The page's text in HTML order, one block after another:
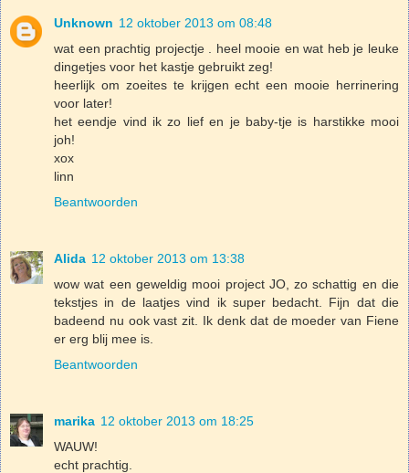
Unknown 12 oktober 2013 om 08:48
wat een prachtig projectje . heel mooie en wat heb je leuke
dingetjes voor het kastje gebruikt zeg!
heerlijk om zoeites te krijgen echt een mooie herrinering
voor later!
het eendje vind ik zo lief en je baby-tje is harstikke mooi
joh!
xox
linn
Beantwoorden
Alida 12 oktober 2013 om 13:38
wow wat een geweldig mooi project JO, zo schattig en die
tekstjes in de laatjes vind ik super bedacht. Fijn dat die
badeend nu ook vast zit. Ik denk dat de moeder van Fiene
er erg blij mee is.
Beantwoorden
marika 12 oktober 2013 om 18:25
WAUW!
echt prachtig.